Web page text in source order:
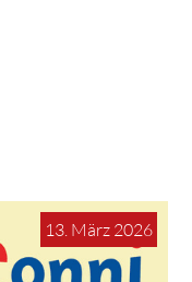
13. März 2026